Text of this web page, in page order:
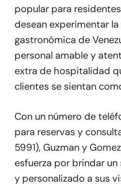
popular para
desean experimentar la
gastronómica de
personal amable y
extra de hospitalidad
clientes se sientan
Con un número de
para reservas y
5991), Guzman y
esfuerza por brindar
y personalizado a sus